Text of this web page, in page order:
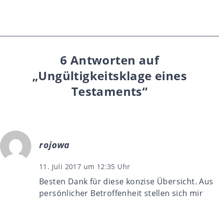
6 Antworten auf
„Ungültigkeitsklage eines
Testaments“
rojowa
11. Juli 2017 um 12:35 Uhr
Besten Dank für diese konzise Übersicht. Aus
persönlicher Betroffenheit stellen sich mir